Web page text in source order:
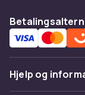
Hjelp og